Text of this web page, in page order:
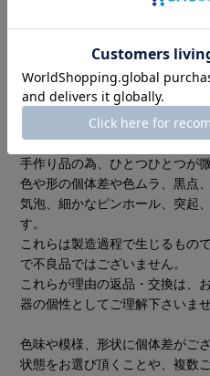
返品・交換につい
手作り品の為、ひとつひとつが
色や形の個体差や色ムラ、黒点、
気泡、細かなピンホール、突起
す。
これらは製造過程で生じるもの
で不良品ではございません。
これらが理由の返品・交換は、
器の個性としてご理解下さいませ
色味や模様、形状に個体差がご
状態をお選び頂くことや、複数